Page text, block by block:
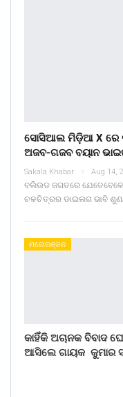
ସୋସିଆଲ ମିଡ଼ିଆ X ରେ
ଅଜବ-ଗଜବ ବୟାନ
Sakala Khabar Aug 14,
ବଲିଉଡ ଜଗତରେ ଯେତେବେଳେ
ଚଳଚିତ୍ରର ଡାଇଲଗ ଭାବି
ମନୋରଞ୍ଜନ
କାହିଁକି ଅଚାନକ ବିବାଦ
ଆସିଲେ ଗାୟକ କୁମାର